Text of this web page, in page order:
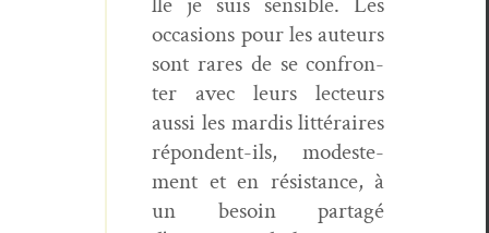
occa­sions pour les auteurs
sont rares de se con­fron­
ter avec leurs lecteurs
aus­si les mardis lit­téraires
répon­dent-ils, mod­este­
ment et en résis­tance, à
un besoin partagé